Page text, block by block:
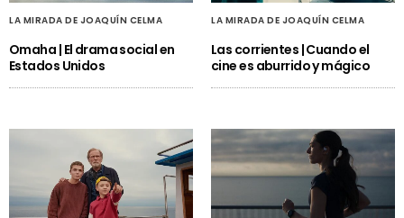
LA MIRADA DE JOAQUÍN CELMA
Omaha | El drama social en
Estados Unidos
LA MIRADA DE JOAQUÍN CELMA
Las corrientes | Cuando el
cine es aburrido y mágico